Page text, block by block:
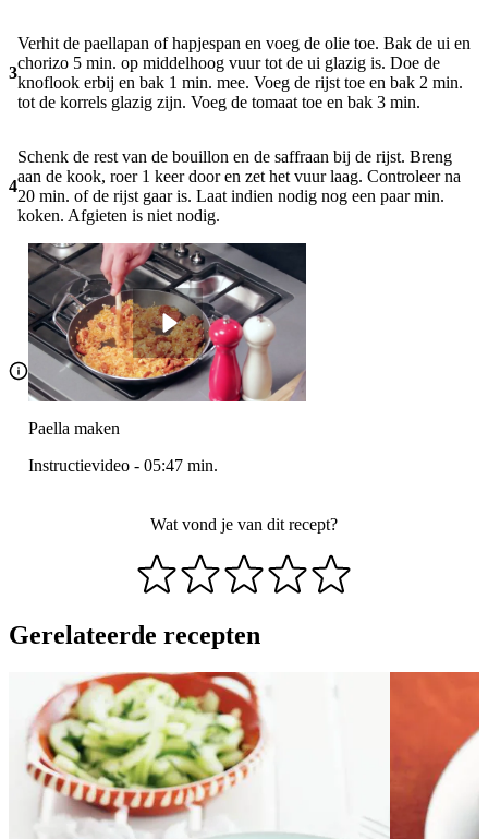
3
Verhit de paellapan of hapjespan en voeg de olie toe. Bak de ui en
chorizo 5 min. op middelhoog vuur tot de ui glazig is. Doe de
knoflook erbij en bak 1 min. mee. Voeg de rijst toe en bak 2 min.
tot de korrels glazig zijn. Voeg de tomaat toe en bak 3 min.
4
Schenk de rest van de bouillon en de saffraan bij de rijst. Breng
aan de kook, roer 1 keer door en zet het vuur laag. Controleer na
20 min. of de rijst gaar is. Laat indien nodig nog een paar min.
koken. Afgieten is niet nodig.
Paella maken
Instructievideo - 05:47 min.
Wat vond je van dit recept?
Gerelateerde recepten